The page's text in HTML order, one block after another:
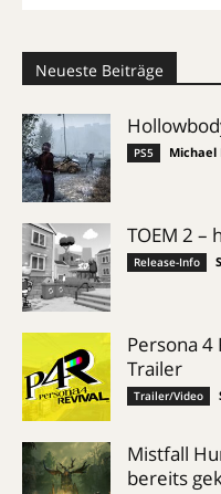
Neueste Beiträge
PS5 Michael
TOEM 2 –
Release-Info
Persona 4
Trailer
Trailer/Video
Mistfall
bereits